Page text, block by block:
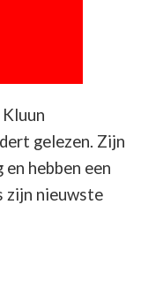
gelezen. Zijn
hebben een
zijn nieuwste